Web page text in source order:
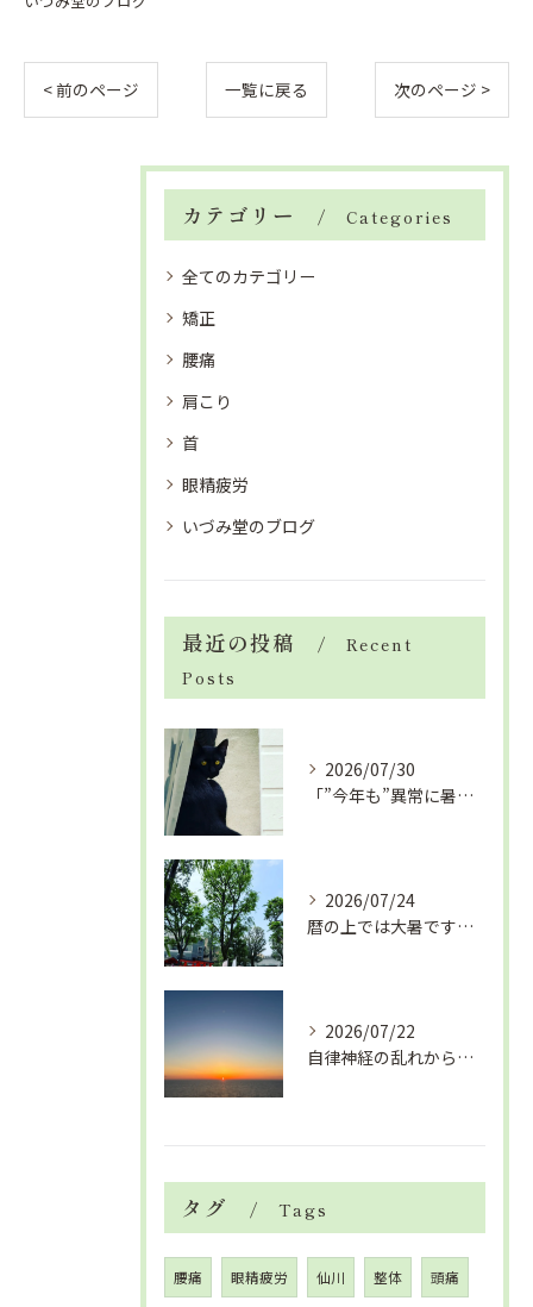
< 前のページ 一覧に戻る 次のページ >
カテゴリー Categories
全てのカテゴリー
矯正
腰痛
肩こり
首
眼精疲労
いづみ堂のブログ
最近の投稿
Recent
Posts
2026/07/30
「”今年も”異常に暑い夏」酷暑+冷房＝夏風邪、腰痛、ひざの痛...
2026/07/24
暦の上では大暑です！腰痛や肩こりから来る頭痛
2026/07/22
自律神経の乱れから生活習慣病、血液循環の滞り
タグ Tags
腰痛 眼精疲労 仙川 整体 頭痛